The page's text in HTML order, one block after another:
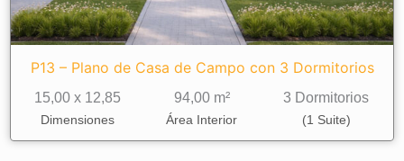
P13 – Plano de Casa de Campo con 3 Dormitorios
15,00 x 12,85
Dimensiones
94,00 m²
Área Interior
3 Dormitorios
(1 Suite)